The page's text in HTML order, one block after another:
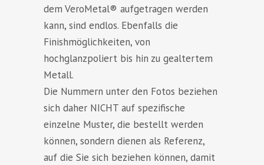
dem VeroMetal® aufgetragen werden
kann, sind endlos. Ebenfalls die
Finishmöglichkeiten, von
hochglanzpoliert bis hin zu gealtertem
Metall.
Die Nummern unter den Fotos beziehen
sich daher NICHT auf spezifische
einzelne Muster, die bestellt werden
können, sondern dienen als Referenz,
auf die Sie sich beziehen können, damit